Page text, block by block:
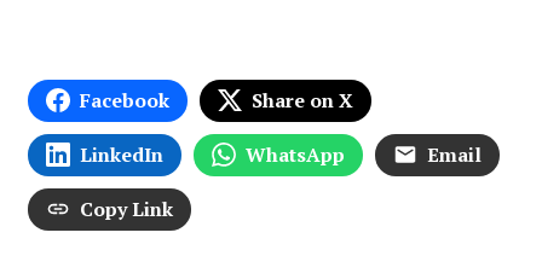
Facebook Share on X
LinkedIn WhatsApp Email
Copy Link